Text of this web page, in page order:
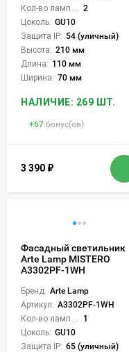
2
Цоколь: GU10
Защита IP: 54 (уличный)
Высота: 210 мм
Длина: 110 мм
Ширина: 70 мм
НАЛИЧИЕ: 269 ШТ.
+67 бонус(ов)
3 390 ₽
Фасадный светильник
Arte Lamp MISTERO
A3302PF-1WH
Бренд: Arte Lamp
Артикул: A3302PF-1WH
1
Цоколь: GU10
Защита IP: 65 (уличный)